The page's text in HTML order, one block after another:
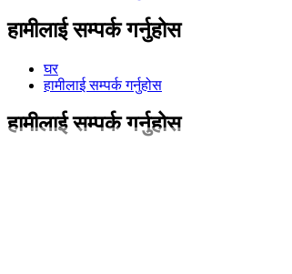
हामीलाई सम्पर्क गर्नुहोस
घर
हामीलाई सम्पर्क गर्नुहोस
हामीलाई सम्पर्क गर्नुहोस